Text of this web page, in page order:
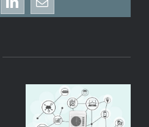
LinkedInEmail